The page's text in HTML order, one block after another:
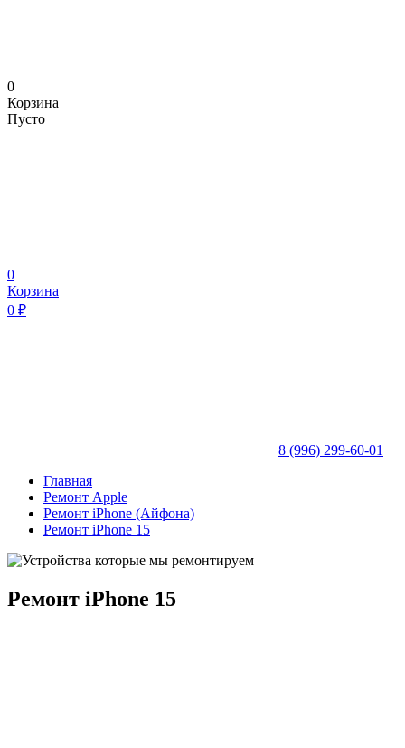
0
Корзина
Пусто
0
Корзина
0 ₽
8 (996) 299-60-01
Главная
Ремонт Apple
Ремонт iPhone (Айфона)
Ремонт iPhone 15
Ремонт iPhone 15